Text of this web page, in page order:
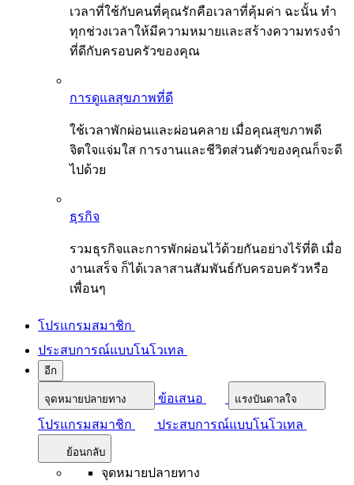
เวลาที่ใช้กับคนที่คุณรักคือเวลาที่คุ้มค่า ฉะนั้น ทำ
ทุกช่วงเวลาให้มีความหมายและสร้างความทรงจำ
ที่ดีกับครอบครัวของคุณ
การดูแลสุขภาพที่ดี
ใช้เวลาพักผ่อนและผ่อนคลาย เมื่อคุณสุขภาพดี
จิตใจแจ่มใส การงานและชีวิตส่วนตัวของคุณก็จะดี
ไปด้วย
ธุรกิจ
รวมธุรกิจและการพักผ่อนไว้ด้วยกันอย่างไร้ที่ติ เมื่อ
งานเสร็จ ก็ได้เวลาสานสัมพันธ์กับครอบครัวหรือ
เพื่อนๆ
โปรแกรมสมาชิก
ประสบการณ์แบบโนโวเทล
อีก
จุดหมายปลายทาง ข้อเสนอ แรงบันดาลใจ
โปรแกรมสมาชิก ประสบการณ์แบบโนโวเทล
ย้อนกลับ
จุดหมายปลายทาง